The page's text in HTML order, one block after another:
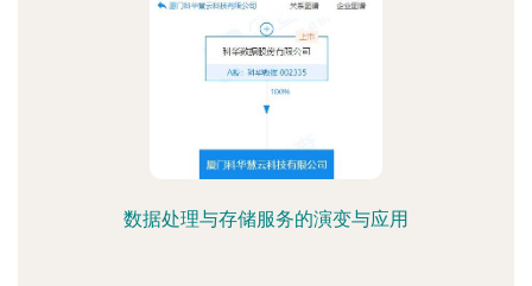
数据处理与存储服务的演变与应用